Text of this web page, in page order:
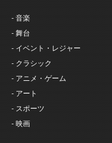
- 音楽
- 舞台
- イベント・レジャー
- クラシック
- アニメ・ゲーム
- アート
- スポーツ
- 映画